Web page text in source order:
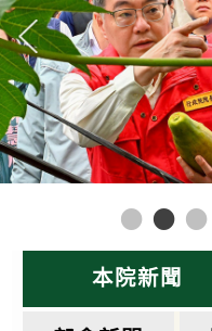
T
o
C
e
n
t
e
r
b
l
本院新聞